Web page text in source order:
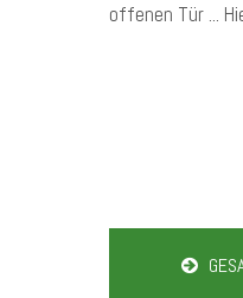
offenen Tür ...